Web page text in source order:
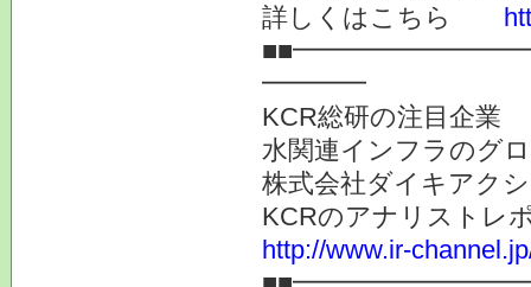
詳しくはこちら
━━━━
KCR総研の注目企業
水関連インフラのグ
株式会社ダイキアク
KCRのアナリストレ
http://www.ir-